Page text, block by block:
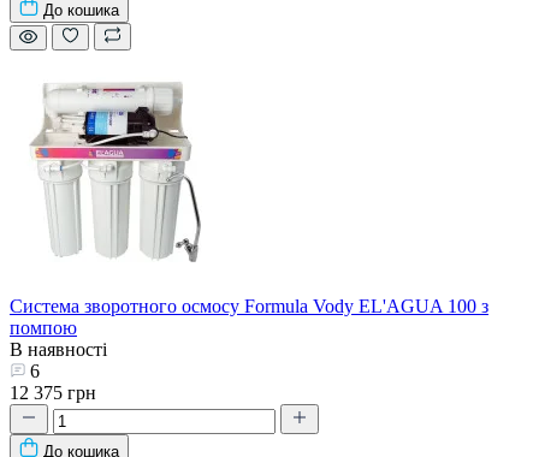
До кошика
Система зворотного осмосу Formula Vody EL'AGUA 100 з
помпою
В наявності
6
12 375 грн
До кошика